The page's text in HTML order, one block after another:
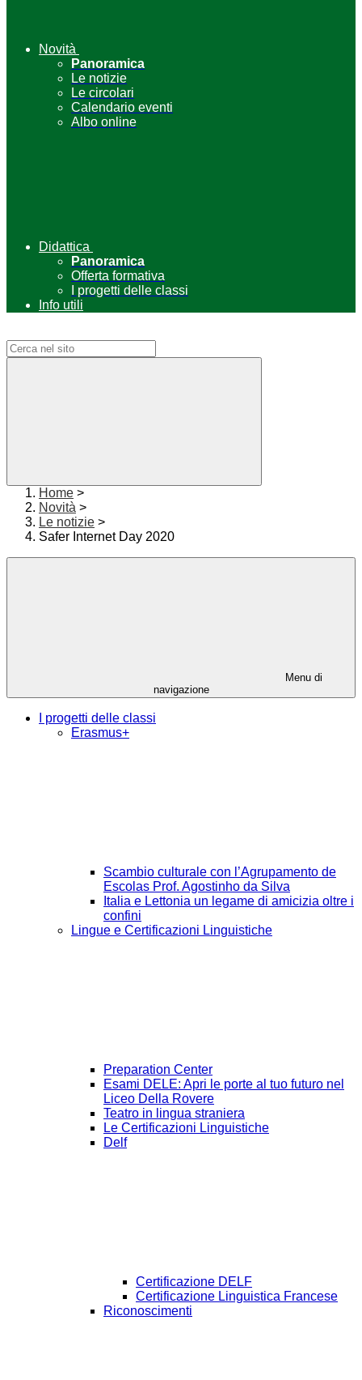
Novità
Panoramica
Le notizie
Le circolari
Calendario eventi
Albo online
Didattica
Panoramica
Offerta formativa
I progetti delle classi
Info utili
Home >
Novità >
Le notizie >
Safer Internet Day 2020
Menu di
navigazione
I progetti delle classi
Erasmus+
Scambio culturale con l’Agrupamento de
Escolas Prof. Agostinho da Silva
Italia e Lettonia un legame di amicizia oltre i
confini
Lingue e Certificazioni Linguistiche
Preparation Center
Esami DELE: Apri le porte al tuo futuro nel
Liceo Della Rovere
Teatro in lingua straniera
Le Certificazioni Linguistiche
Delf
Certificazione DELF
Certificazione Linguistica Francese
Riconoscimenti